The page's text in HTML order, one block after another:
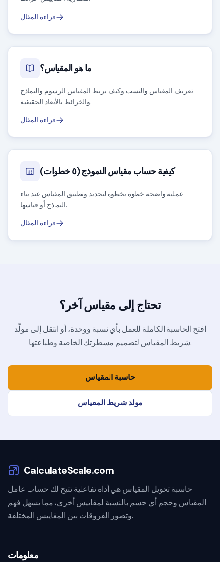
قراءة المقال
ما هو المقياس؟
تعريف المقياس والنسب وكيف يربط المقياس الرسوم والنماذج
والخرائط بالأبعاد الحقيقية.
قراءة المقال
كيفية حساب مقياس النموذج (٥ خطوات)
عملية واضحة خطوة بخطوة لتحديد وتطبيق المقياس عند بناء
النماذج أو قياسها.
قراءة المقال
تحتاج إلى مقياس آخر؟
افتح الحاسبة الكاملة للعمل بأي نسبة ووحدة، أو انتقل إلى مولّد
شريط المقياس لتصميم مسطرتك الخاصة وطباعتها.
حاسبة المقياس
مولد شريط المقياس
CalculateScale.com
حاسبة تحويل المقياس هي أداة تفاعلية تتيح لك حساب عامل
المقياس وحجم أي جسم بالنسبة لمقاييس أخرى، مما يسهل فهم
وتصور الفروقات بين المقاييس المختلفة.
معلومات